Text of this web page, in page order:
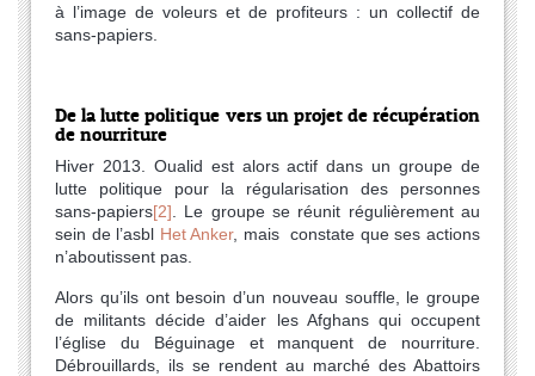
à l’image de voleurs et de profiteurs : un collectif de
sans-papiers.
De la lutte politique vers un projet de récupération
de nourriture
Hiver 2013. Oualid est alors actif dans un groupe de
lutte politique pour la régularisation des personnes
sans-papiers[2] . Le groupe se réunit régulièrement au
sein de l’asbl Het Anker, mais constate que ses actions
n’aboutissent pas.
Alors qu’ils ont besoin d’un nouveau souffle, le groupe
de militants décide d’aider les Afghans qui occupent
l’église du Béguinage et manquent de nourriture.
Débrouillards, ils se rendent au marché des Abattoirs